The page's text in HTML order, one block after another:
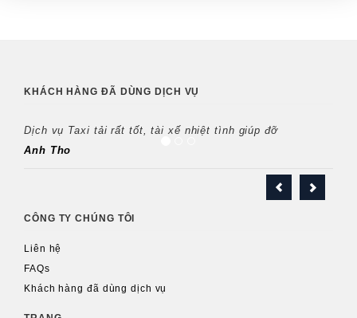
KHÁCH HÀNG ĐÃ DÙNG DỊCH VỤ
Dịch vụ Taxi tải rất tốt, tài xế nhiệt tình giúp đỡ
Anh Tho
CÔNG TY CHÚNG TÔI
Liên hệ
FAQs
Khách hàng đã dùng dịch vụ